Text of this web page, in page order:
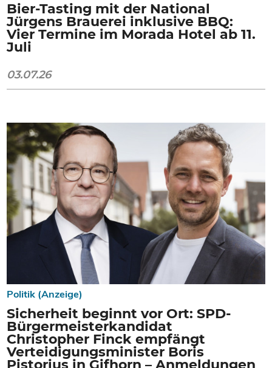
Bier-Tasting mit der National
Jürgens Brauerei inklusive BBQ:
Vier Termine im Morada Hotel ab 11.
Juli
03.07.26
Politik (Anzeige)
Sicherheit beginnt vor Ort: SPD-
Bürgermeisterkandidat
Christopher Finck empfängt
Verteidigungsminister Boris
Pistorius in Gifhorn – Anmeldungen